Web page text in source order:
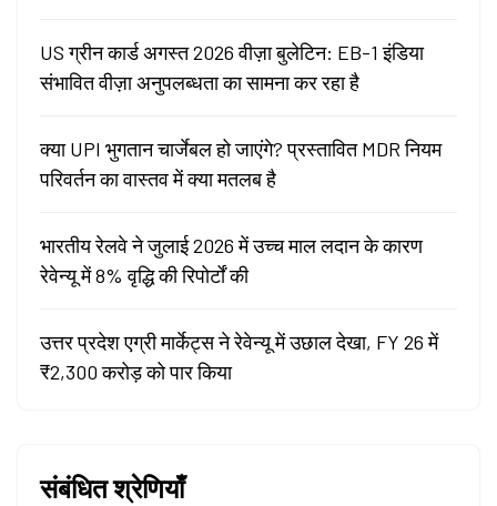
US ग्रीन कार्ड अगस्त 2026 वीज़ा बुलेटिन: EB-1 इंडिया
संभावित वीज़ा अनुपलब्धता का सामना कर रहा है
क्या UPI भुगतान चार्जेबल हो जाएंगे? प्रस्तावित MDR नियम
परिवर्तन का वास्तव में क्या मतलब है
भारतीय रेलवे ने जुलाई 2026 में उच्च माल लदान के कारण
रेवेन्यू में 8% वृद्धि की रिपोर्टों की
उत्तर प्रदेश एग्री मार्केट्स ने रेवेन्यू में उछाल देखा, FY 26 में
₹2,300 करोड़ को पार किया
संबंधित श्रेणियाँ